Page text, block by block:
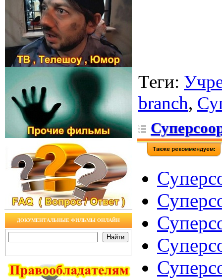
ДОКУМЕНТАЛЬНЫЕ ФИЛЬМЫ ОНЛАЙН
Теги:
branch,